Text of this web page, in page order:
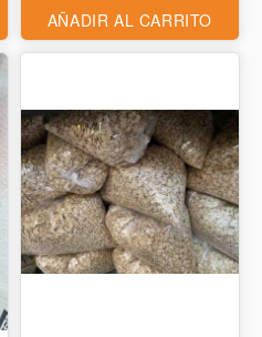
AÑADIR AL CARRITO